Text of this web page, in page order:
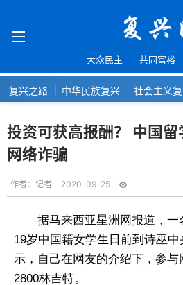
大众民主 共同富裕
复兴之路 中华民族复兴 社会主义
投资可获高报酬？ 中国
网络诈骗
作者： 记者 2020-09-25
据马来西亚星洲网报道，
19岁中国籍女学生日前到诗巫
示，自己在网友的介绍下，参
2800林吉特。